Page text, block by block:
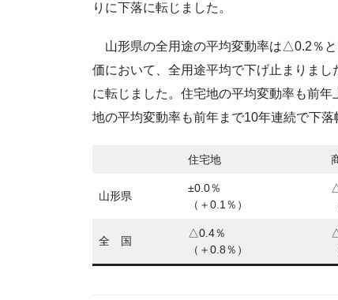
りに下落に転じました。
山形県の全用途の平均変動率は△0.2％
価において、全用途平均で下げ止まりま
に転じました。住宅地の平均変動率も前
地の平均変動率も前年まで10年連続で下
住宅地
山形県
±0.0％
（＋0.1％）
全 国
△0.4％
（＋0.8％）